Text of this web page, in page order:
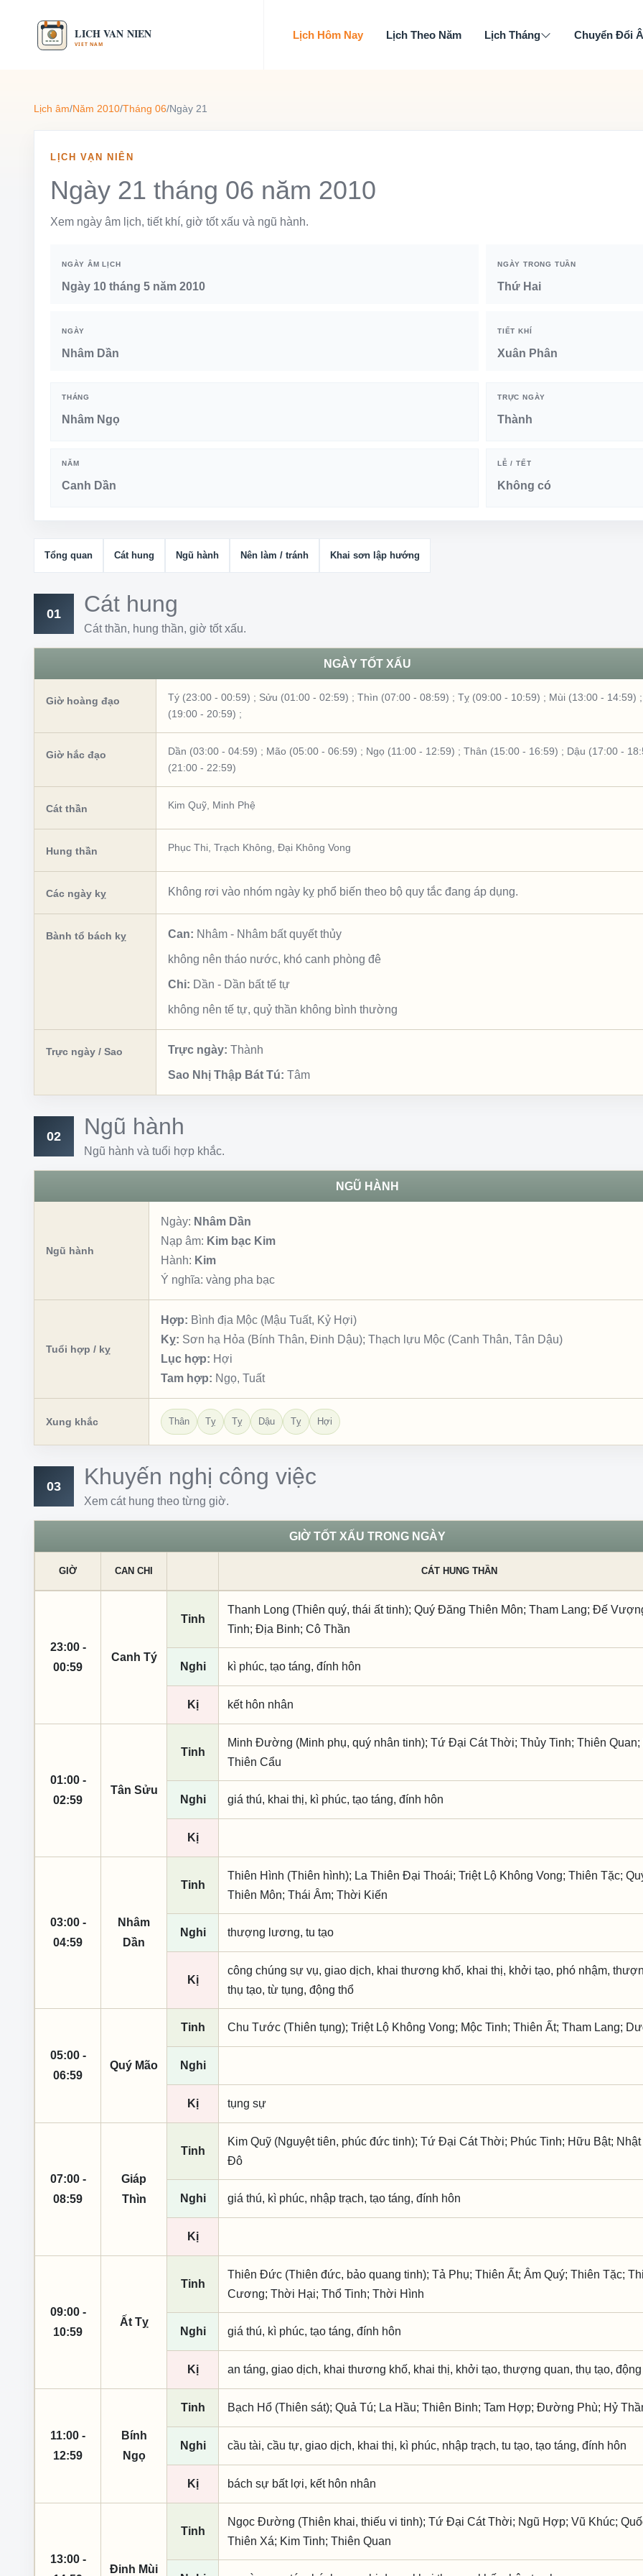
Lịch Hôm Nay Lịch Theo Năm Lịch Tháng Chuyển Đổi
Lịch âm/Năm 2010/Tháng 06/Ngày 21
LỊCH VẠN NIÊN
Ngày 21 tháng 06 năm 2010
Xem ngày âm lịch, tiết khí, giờ tốt xấu và ngũ hành.
NGÀY ÂM LỊCH
Ngày 10 tháng 5 năm 2010
NGÀY TRONG TUẦN
Thứ Hai
NGÀY
Nhâm Dần
TIẾT KHÍ
Xuân Phân
THÁNG
Nhâm Ngọ
TRỰC NGÀY
Thành
NĂM
Canh Dần
LỄ / TẾT
Không có
Tổng quan Cát hung Ngũ hành Nên làm / tránh Khai sơn lập hướng
01 Cát hung
Cát thần, hung thần, giờ tốt xấu.
NGÀY TỐT XẤU
Giờ hoàng đạo Tý (23:00 - 00:59) ; Sửu (01:00 - 02:59) ; Thìn (07:00 - 08:59) ; Tỵ (09:00 - 10:59) ; Mùi (13:00 - 14:59) ;
(19:00 - 20:59) ;
Giờ hắc đạo Dần (03:00 - 04:59) ; Mão (05:00 - 06:59) ; Ngọ (11:00 - 12:59) ; Thân (15:00 - 16:59) ; Dậu (17:00 -
(21:00 - 22:59)
Cát thần Kim Quỹ Minh Phệ
Hung thần Phục Thi Trạch Không Đại Không Vong
Các ngày kỵ Không rơi vào nhóm ngày kỵ phổ biến theo bộ quy tắc đang áp dụng.
Bành tổ bách kỵ Can: Nhâm - Nhâm bất quyết thủy
không nên tháo nước, khó canh phòng đê
Chi: Dần - Dần bất tế tự
không nên tế tự, quỷ thần không bình thường
Trực ngày / Sao Trực ngày: Thành
Sao Nhị Thập Bát Tú: Tâm
02 Ngũ hành
Ngũ hành và tuổi hợp khắc.
NGŨ HÀNH
Ngũ hành
Ngày: Nhâm Dần
Nạp âm: Kim bạc Kim
Hành: Kim
Ý nghĩa: vàng pha bạc
Tuổi hợp / kỵ
Hợp: Bình địa Mộc (Mậu Tuất, Kỷ Hợi)
Kỵ: Sơn hạ Hỏa (Bính Thân, Đinh Dậu); Thạch lựu Mộc (Canh Thân, Tân Dậu)
Lục hợp: Hợi
Tam hợp: Ngọ, Tuất
Xung khắc Thân Tỵ Tỵ Dậu Tỵ Hợi
03 Khuyến nghị công việc
Xem cát hung theo từng giờ.
GIỜ TỐT XẤU TRONG NGÀY
GIỜ CAN CHI CÁT HUNG THẦN
23:00 -
00:59
Canh Tý
Tinh
Thanh Long (Thiên quý, thái ất tinh); Quý Đăng Thiên Môn; Tham Lang; Đế
Tinh; Địa Binh; Cô Thần
Nghi kì phúc, tạo táng, đính hôn
Kị kết hôn nhân
01:00 -
02:59
Tân Sửu
Tinh
Minh Đường (Minh phụ, quý nhân tinh); Tứ Đại Cát Thời; Thủy Tinh; Thiên Quan;
Thiên Cẩu
Nghi giá thú, khai thị, kì phúc, tạo táng, đính hôn
Kị
03:00 -
04:59
Nhâm
Dần
Tinh
Thiên Hình (Thiên hình); La Thiên Đại Thoái; Triệt Lộ Không Vong; Thiên Tặc;
Thiên Môn; Thái Âm; Thời Kiến
Nghi thượng lương, tu tạo
Kị
công chúng sự vụ, giao dịch, khai thương khố, khai thị, khởi tạo, phó nhậm,
thụ tạo, từ tụng, động thổ
05:00 -
06:59
Quý Mão
Tinh Chu Tước (Thiên tụng); Triệt Lộ Không Vong; Mộc Tinh; Thiên Ất; Tham Lang;
Nghi
Kị tụng sự
07:00 -
08:59
Giáp
Thìn
Tinh
Kim Quỹ (Nguyệt tiên, phúc đức tinh); Tứ Đại Cát Thời; Phúc Tinh; Hữu Bật; Nhật
Đô
Nghi giá thú, kì phúc, nhập trạch, tạo táng, đính hôn
Kị
09:00 -
10:59
Ất Tỵ
Tinh
Thiên Đức (Thiên đức, bảo quang tinh); Tả Phụ; Thiên Ất; Âm Quý; Thiên Tặc;
Cương; Thời Hại; Thổ Tinh; Thời Hình
Nghi giá thú, kì phúc, tạo táng, đính hôn
Kị an táng, giao dịch, khai thương khố, khai thị, khởi tạo, thượng quan, thụ tạo,
11:00 -
12:59
Bính
Ngọ
Tinh Bạch Hổ (Thiên sát); Quả Tú; La Hầu; Thiên Binh; Tam Hợp; Đường Phù; Hỷ
Nghi cầu tài, cầu tự, giao dịch, khai thị, kì phúc, nhập trạch, tu tạo, tạo táng, đính hôn
Kị bách sự bất lợi, kết hôn nhân
13:00 -
Đinh Mùi
Tinh
Ngọc Đường (Thiên khai, thiếu vi tinh); Tứ Đại Cát Thời; Ngũ Hợp; Vũ Khúc;
Thiên Xá; Kim Tinh; Thiên Quan